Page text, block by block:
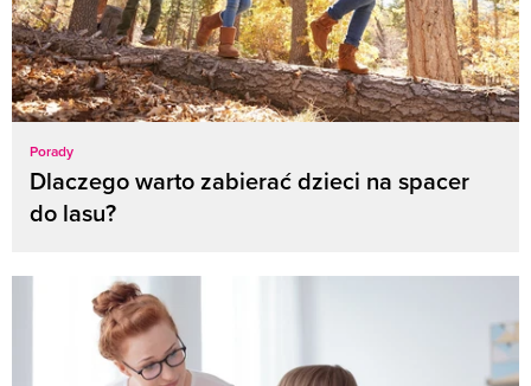
Porady
Dlaczego warto zabierać dzieci na spacer
do lasu?